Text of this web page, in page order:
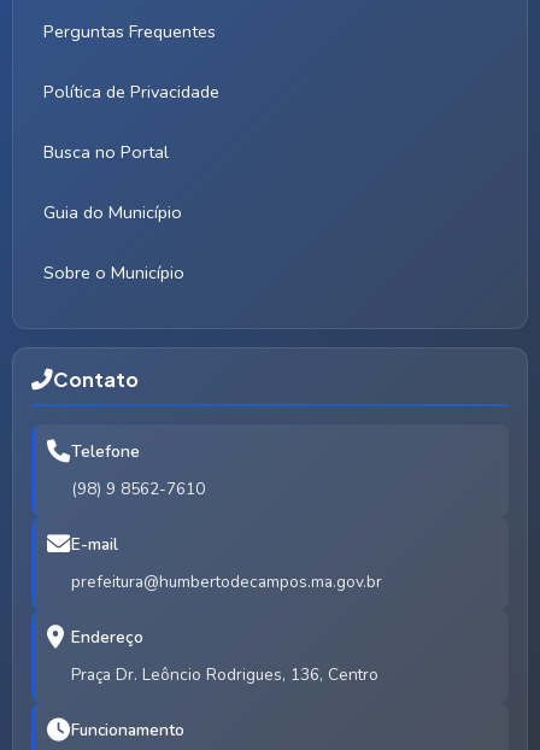
Perguntas Frequentes
Política de Privacidade
Busca no Portal
Guia do Município
Sobre o Município
Contato
Telefone
(98) 9 8562-7610
E-mail
prefeitura@humbertodecampos.ma.gov.br
Endereço
Praça Dr. Leôncio Rodrigues, 136, Centro
Funcionamento